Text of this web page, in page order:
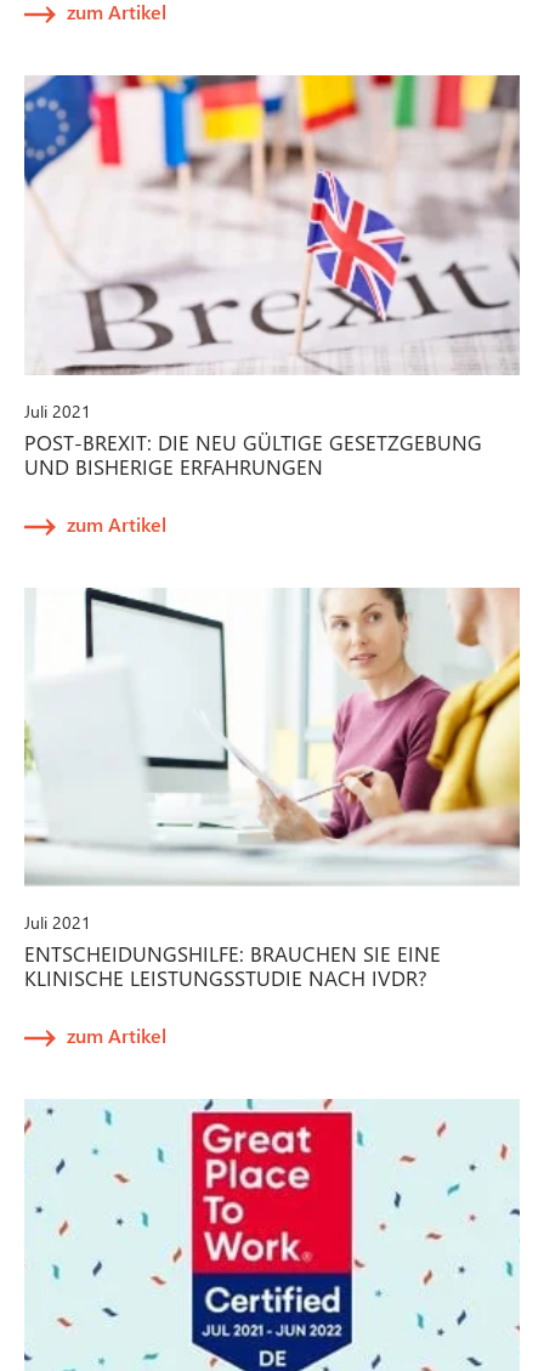
zum Artikel
Juli 2021
POST-BREXIT: DIE NEU GÜLTIGE GESETZGEBUNG
UND BISHERIGE ERFAHRUNGEN
zum Artikel
Juli 2021
ENTSCHEIDUNGSHILFE: BRAUCHEN SIE EINE
KLINISCHE LEISTUNGSSTUDIE NACH IVDR?
zum Artikel